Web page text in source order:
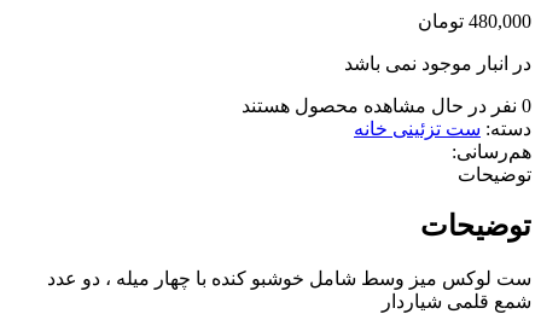
480,000 تومان
در انبار موجود نمی باشد
0 نفر در حال مشاهده محصول هستند
دسته: ست تزئینی خانه
هم‌رسانی:
توضیحات
توضیحات
ست لوکس میز وسط شامل خوشبو کنده با چهار میله ، دو عدد
شمع قلمی شیاردار